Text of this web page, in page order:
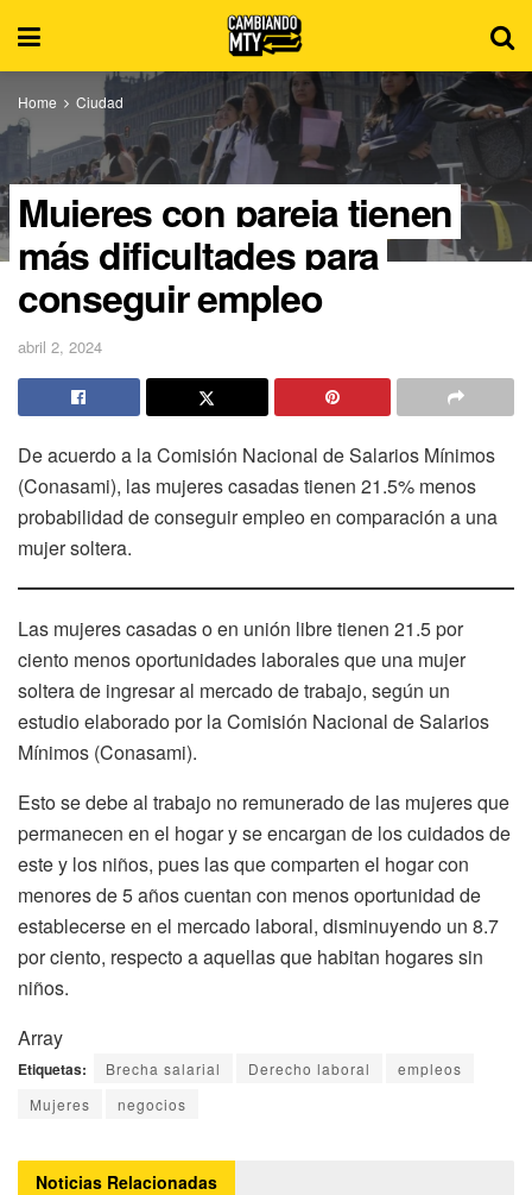
Home Ciudad
Mujeres con pareja tienen
más dificultades para
conseguir empleo
abril 2, 2024
De acuerdo a la Comisión Nacional de Salarios Mínimos
(Conasami), las mujeres casadas tienen 21.5% menos
probabilidad de conseguir empleo en comparación a una
mujer soltera.
Las mujeres casadas o en unión libre tienen 21.5 por
ciento menos oportunidades laborales que una mujer
soltera de ingresar al mercado de trabajo, según un
estudio elaborado por la Comisión Nacional de Salarios
Mínimos (Conasami).
Esto se debe al trabajo no remunerado de las mujeres que
permanecen en el hogar y se encargan de los cuidados de
este y los niños, pues las que comparten el hogar con
menores de 5 años cuentan con menos oportunidad de
establecerse en el mercado laboral, disminuyendo un 8.7
por ciento, respecto a aquellas que habitan hogares sin
niños.
Array
Etiquetas: Brecha salarial Derecho laboral
empleos
Mujeres
negocios
Noticias Relacionadas